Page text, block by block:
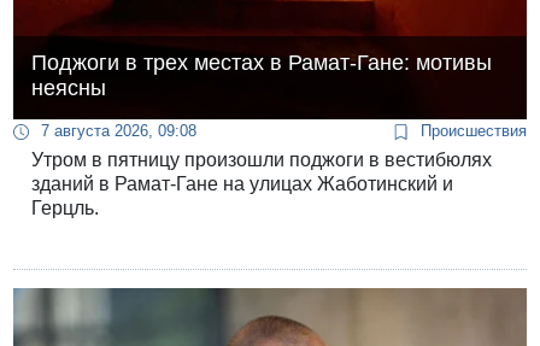
Поджоги в трех местах в Рамат-Гане: мотивы
неясны
7 августа 2026, 09:08 Происшествия
Утром в пятницу произошли поджоги в вестибюлях
зданий в Рамат-Гане на улицах Жаботинский и
Герцль.